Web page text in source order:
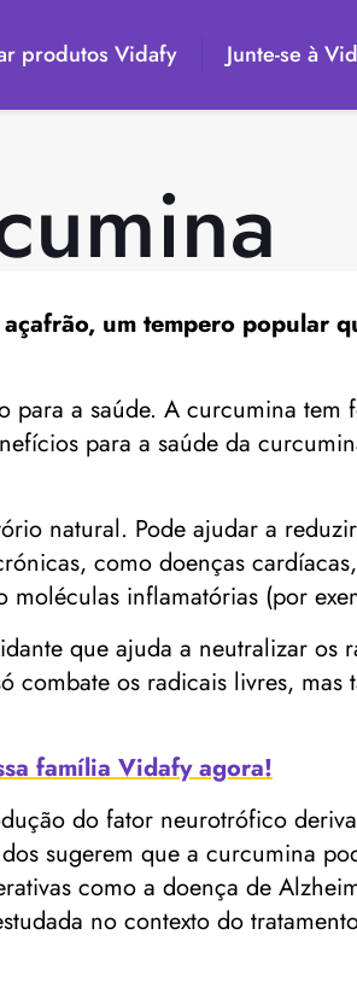
produtos Vidafy Junte-se à
um tempero popular
para a saúde. A curcumina tem
para a saúde da
natural. Pode ajudar a
como doenças
inflamatórias (por
que ajuda a neutralizar os
os radicais livres,
família Vidafy agora!
do fator neurotrófico
sugerem que a curcumina
como a doença de
no contexto do